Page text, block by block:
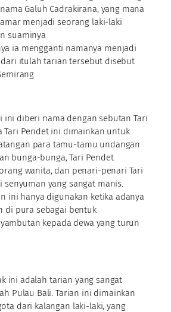
Galuh Cadrakirana, yang mana
menjadi seorang laki-laki
suaminya
ia mengganti namanya menjadi
dari itulah tarian tersebut disebut
ini diberi nama dengan sebutan Tari
Tari Pendet ini dimainkan untuk
para tamu-tamu undangan
bunga-bunga, Tari Pendet
wanita, dan penari-penari Tari
yang sangat manis.
ini hanya digunakan ketika adanya
di pura sebagai bentuk
kepada dewa yang turun
ini adalah tarian yang sangat
Pulau Bali. Tarian ini dimainkan
dari kalangan laki-laki, yang